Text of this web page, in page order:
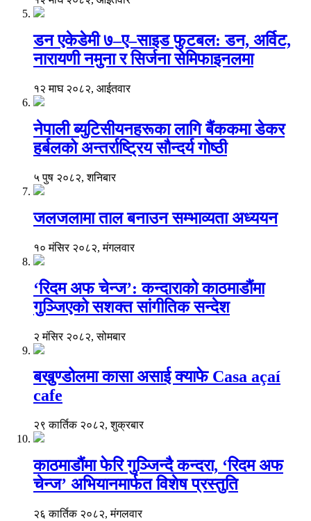
डन एकेडेमी ७–ए–साइड फुटबल: डन, अर्विट,
नारायणी नमुना र सिर्जना सेमिफाइनलमा
१२ माघ २०८२, आईतवार
नेपाली ब्युटिसीयनहरूका लागि बैंककमा डेकर
हर्बलको अन्तर्राष्ट्रिय सौन्दर्य गोष्ठी
५ पुष २०८२, शनिबार
जलजलामा ताल बनाउन सम्भाव्यता अध्ययन
१० मंसिर २०८२, मंगलवार
‘रिदम अफ चेन्ज’: कन्दाराको काठमाडौंमा
गुञ्जिएको सशक्त सांगीतिक सन्देश
२ मंसिर २०८२, सोमबार
बखुण्डोलमा कासा असाई क्याफे Casa açaí
cafe
२९ कार्तिक २०८२, शुक्रबार
काठमाडौंमा फेरि गुञ्जिन्दै कन्दरा, ‘रिदम अफ
चेन्ज’ अभियानमार्फत विशेष प्रस्तुति
२६ कार्तिक २०८२, मंगलवार